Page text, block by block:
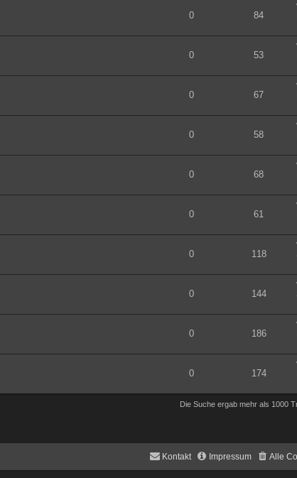
0 84
0 53
0 67
0 58
0 68
0 61
0 118
0 144
0 186
0 174
Die Suche ergab mehr als 1000
Alle
Impressum
Kontakt